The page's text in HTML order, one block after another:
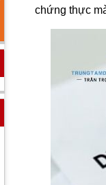
chứng thực